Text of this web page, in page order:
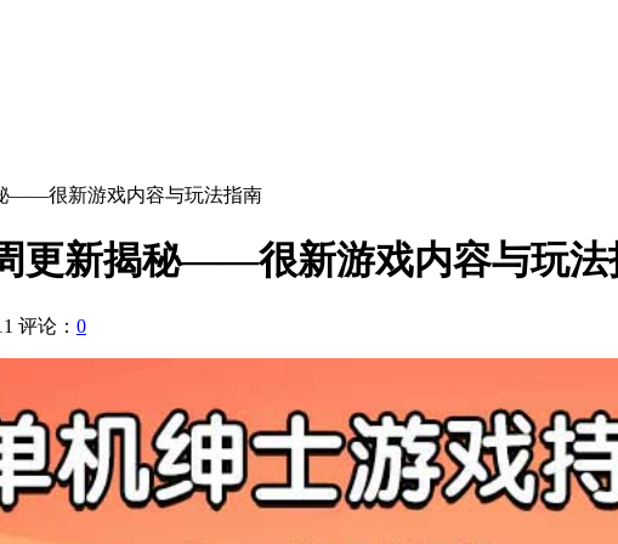
——很新游戏内容与玩法指南
更新揭秘——很新游戏内容与玩法
评论： 0